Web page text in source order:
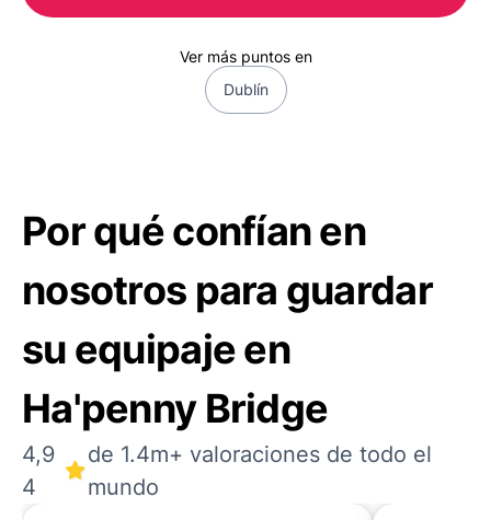
Ver más puntos en
Dublín
Por qué confían en
nosotros para guardar
su equipaje en
Ha'penny Bridge
4,9
4
de 1.4m+ valoraciones de todo el
mundo